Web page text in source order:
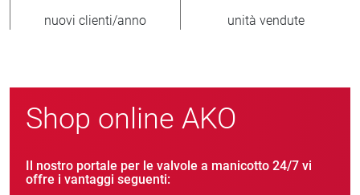
nuovi clienti/anno unità vendute
Shop online AKO
Il nostro portale per le valvole a manicotto 24/7 vi
offre i vantaggi seguenti: